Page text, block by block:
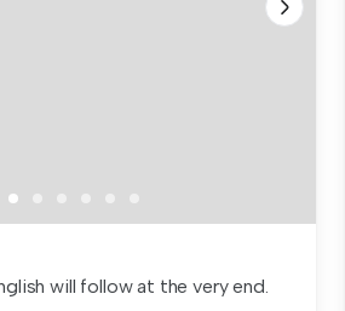
will follow at the very end.